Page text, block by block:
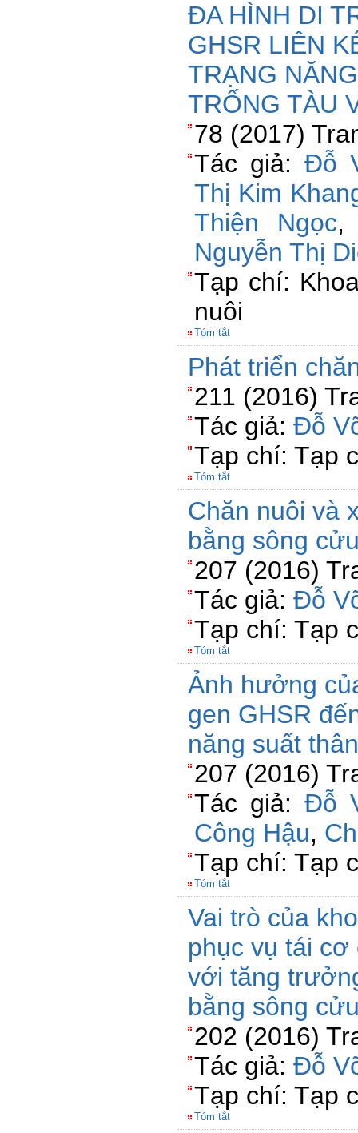
ĐA HÌNH DI
GHSR LIÊN
TRẠNG
TRỐNG TÀU
78 (2017)
Tác giả: Đỗ
Thị Kim
Thiện Ngọc
Nguyễn Thị
Tạp chí:
nuôi
Tóm tắt
Phát triển
211 (2016)
Tác giả: Đỗ
Tạp chí: Tạp
Tóm tắt
Chăn nuôi và
bằng sông
207 (2016)
Tác giả: Đỗ
Tạp chí: Tạp
Tóm tắt
Ảnh hưởng
gen GHSR
năng suất
207 (2016)
Tác giả: Đỗ
Công Hậu,
Tạp chí: Tạp
Tóm tắt
Vai trò của
phục vụ tái cơ
với tăng
bằng sông
202 (2016)
Tác giả: Đỗ
Tạp chí: Tạp
Tóm tắt